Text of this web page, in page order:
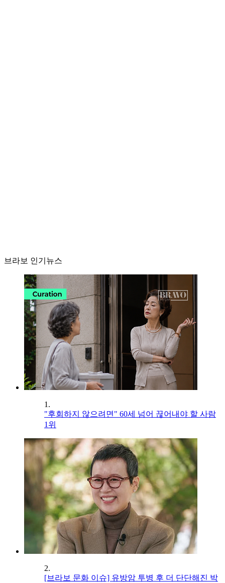
브라보 인기뉴스
1.
"후회하지 않으려면" 60세 넘어 끊어내야 할 사람
1위
2.
[브라보 문화 이슈] 유방암 투병 후 더 단단해진 박